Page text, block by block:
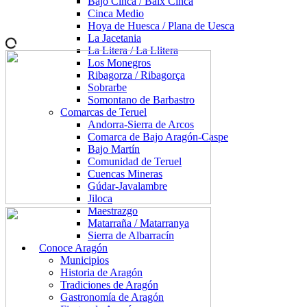
Cinca Medio
Hoya de Huesca / Plana de Uesca
La Jacetania
La Litera / La Llitera
Los Monegros
Ribagorza / Ribagorça
Sobrarbe
Somontano de Barbastro
Comarcas de Teruel
Andorra-Sierra de Arcos
Comarca de Bajo Aragón-Caspe
Bajo Martín
Comunidad de Teruel
Cuencas Mineras
Gúdar-Javalambre
Jiloca
Maestrazgo
Matarraña / Matarranya
Sierra de Albarracín
Conoce Aragón
Municipios
Historia de Aragón
Tradiciones de Aragón
Gastronomía de Aragón